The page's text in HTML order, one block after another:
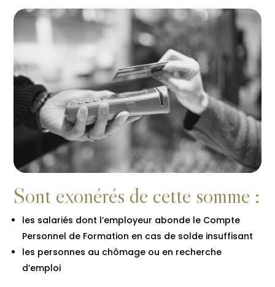
Sont exonérés de cette somme :
les salariés dont l’employeur abonde le Compte
Personnel de Formation en cas de solde insuffisant
les personnes au chômage ou en recherche
d’emploi